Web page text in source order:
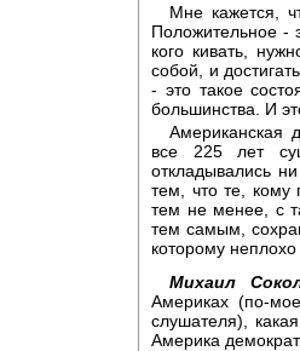
Мне кажется,
Положительное -
кого кивать,
собой, и
- это такое
большинства. И
Американская
все 225 лет
откладывались
тем, что те, кому
тем не менее, с
тем самым,
которому
Михаил
Америках (по-
слушателя),
Америка